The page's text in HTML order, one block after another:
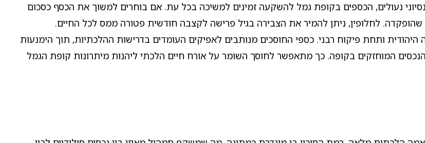
נעולים, הכספים בקופת גמל להשקעה זמינים למשיכה בכל עת. אם בוחרים למשוך את הכסף כסכום
שהופקדה. לחלופין, ניתן להמיר את הצבירה בגיל פרישה לקצבה חודשית פטורה ממס לכל החיים.
ותחת פיקוח רבני. כספי החוסכים מנותבים לאפיקים העומדים בדרישות ההלכתיות, תוך הימנעות
המוחזקים בקופה. כך מתאפשר לחוסך השומר על אורח חיים הלכתי ליהנות מיתרונות קופת הגמל